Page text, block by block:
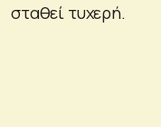
σταθεί τυχερή.